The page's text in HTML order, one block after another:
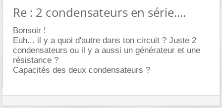
Re : 2 condensateurs en série....
Bonsoir !
Euh... il y a quoi d'autre dans ton circuit ? Juste 2
condensateurs ou il y a aussi un générateur et une
résistance ?
Capacités des deux condensateurs ?